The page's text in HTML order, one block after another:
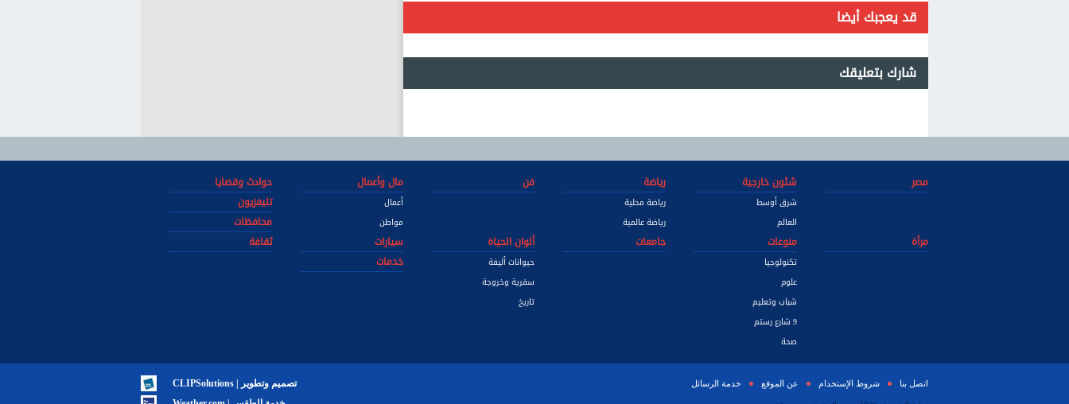
قد يعجبك أيضا
شارك بتعليقك
مصر شئون خارجية
شرق أوسط
العالم
رياضة
رياضة محلية
رياضة عالمية
فن مال وأعمال
أعمال
مواطن
حوادث وقضايا
تليفزيون
محافظات
مرأة
منوعات
تكنولوجيا
علوم
شباب وتعليم
9 شارع رستم
صحة
جامعات ألوان الحياة
حيوانات أليفة
سفرية وخروجة
تاريخ
سيارات
ثقافة
خدمات
اتصل بنا شروط الإستخدام عن الموقع خدمة الرسائل
تصميم وتطوير | CLIPSolutions